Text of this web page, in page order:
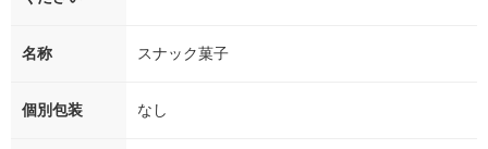
名称 スナック菓子
個別包装 なし